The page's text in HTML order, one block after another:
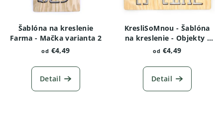
Šablóna na kreslenie
Farma - Mačka varianta 2
od €4,49
Detail
KresliSoMnou - Šablóna
na kreslenie - Objekty -
Farma s veterným
od €4,49
Detail